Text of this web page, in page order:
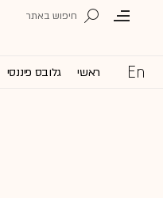
ראשי גלובס פיננסי